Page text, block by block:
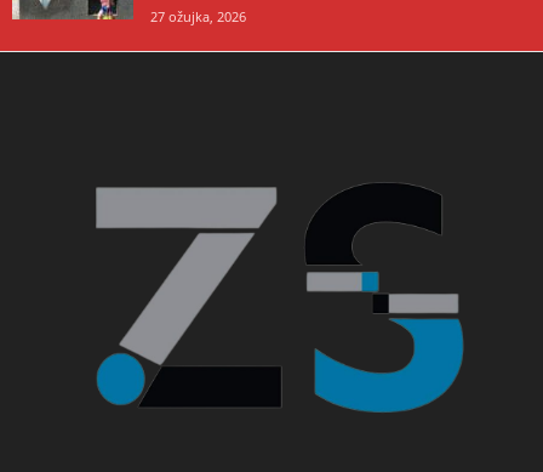
27 ožujka, 2026